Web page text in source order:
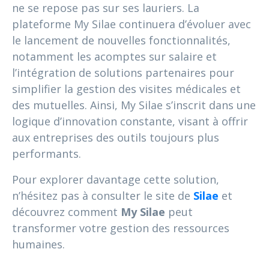
ne se repose pas sur ses lauriers. La
plateforme My Silae continuera d’évoluer avec
le lancement de nouvelles fonctionnalités,
notamment les acomptes sur salaire et
l’intégration de solutions partenaires pour
simplifier la gestion des visites médicales et
des mutuelles. Ainsi, My Silae s’inscrit dans une
logique d’innovation constante, visant à offrir
aux entreprises des outils toujours plus
performants.
Pour explorer davantage cette solution,
n’hésitez pas à consulter le site de Silae et
découvrez comment My Silae peut
transformer votre gestion des ressources
humaines.